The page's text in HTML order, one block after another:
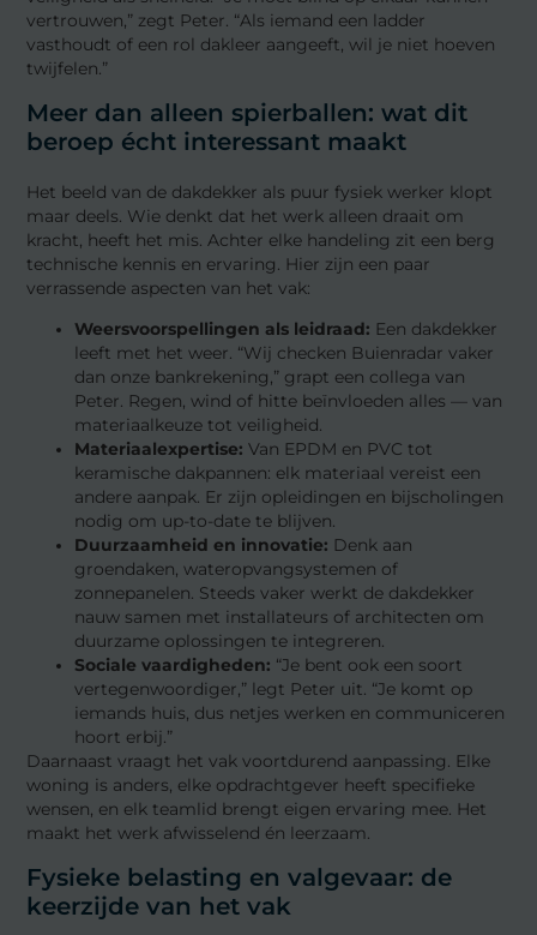
vertrouwen,” zegt Peter. “Als iemand een ladder
vasthoudt of een rol dakleer aangeeft, wil je niet hoeven
twijfelen.”
Meer dan alleen spierballen: wat dit
beroep écht interessant maakt
Het beeld van de dakdekker als puur fysiek werker klopt
maar deels. Wie denkt dat het werk alleen draait om
kracht, heeft het mis. Achter elke handeling zit een berg
technische kennis en ervaring. Hier zijn een paar
verrassende aspecten van het vak:
Weersvoorspellingen als leidraad: Een dakdekker
leeft met het weer. “Wij checken Buienradar vaker
dan onze bankrekening,” grapt een collega van
Peter. Regen, wind of hitte beïnvloeden alles — van
materiaalkeuze tot veiligheid.
Materiaalexpertise: Van EPDM en PVC tot
keramische dakpannen: elk materiaal vereist een
andere aanpak. Er zijn opleidingen en bijscholingen
nodig om up-to-date te blijven.
Duurzaamheid en innovatie: Denk aan
groendaken, wateropvangsystemen of
zonnepanelen. Steeds vaker werkt de dakdekker
nauw samen met installateurs of architecten om
duurzame oplossingen te integreren.
Sociale vaardigheden: “Je bent ook een soort
vertegenwoordiger,” legt Peter uit. “Je komt op
iemands huis, dus netjes werken en communiceren
hoort erbij.”
Daarnaast vraagt het vak voortdurend aanpassing. Elke
woning is anders, elke opdrachtgever heeft specifieke
wensen, en elk teamlid brengt eigen ervaring mee. Het
maakt het werk afwisselend én leerzaam.
Fysieke belasting en valgevaar: de
keerzijde van het vak